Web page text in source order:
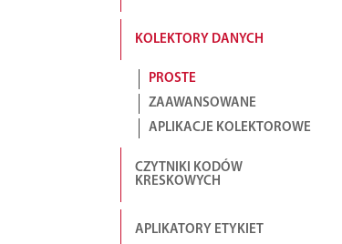
KOLEKTORY DANYCH
PROSTE
ZAAWANSOWANE
APLIKACJE KOLEKTOROWE
CZYTNIKI KODÓW
KRESKOWYCH
APLIKATORY ETYKIET